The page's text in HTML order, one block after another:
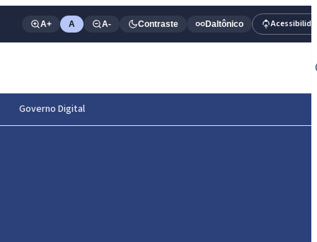
A+ A A- Contraste Daltônico
Governo Digital